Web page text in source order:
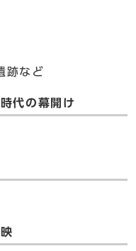
跡など
代の幕開け